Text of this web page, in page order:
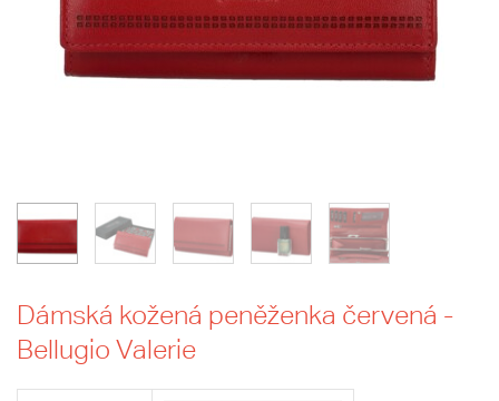
Dámská kožená peněženka červená -
Bellugio Valerie